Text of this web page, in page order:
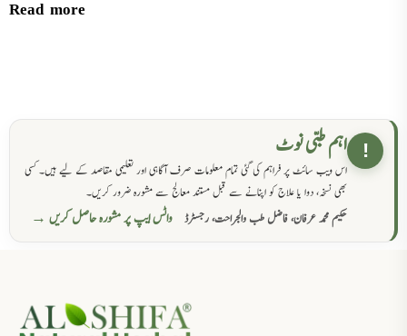
Read more
! اہم طبی نوٹ
اس ویب سائٹ پر فراہم کی گئی تمام معلومات صرف آگاہی اور تعلیمی مقاصد کے لیے ہیں۔ کسی
بھی نسخہ، دوا یا علاج کو اپنانے سے قبل مستند معالج سے مشورہ ضرور کریں۔
حکیم محمد عرفان، فاضل طب والجراحت، رجسٹرڈ
واٹس ایپ پر مشورہ حاصل کریں →